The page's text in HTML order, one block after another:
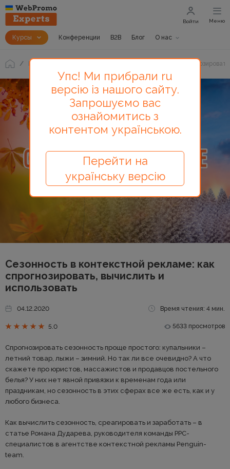
Курсы Конференции B2B Блог О нас
Войти Меню
Блог Сезонность в контекстной рекламе: как
Сезонность в контекстной рекламе: как
спрогнозировать, вычислить и
использовать
04.12.2020 Время чтения: 4 мин.
5.0 5633 просмотров
Спрогнозировать сезонность проще простого: купальники –
летний товар, лыжи – зимний. Но так ли все очевидно? А что
скажете про юристов, массажистов и продавцов постельного
белья? У них нет явной привязки к временам года или
праздникам, но сезонность в этих сферах все же есть, как и у
любого бизнеса.
Как вычислить сезонность, среагировать и заработать – в
статье Романа Дударева, руководителя команды РРС-
специалистов в агентстве контекстной рекламы Penguin-
team.
Упс! Ми прибрали ru
версію із нашого сайту.
Запрошуємо вас
ознайомитись з
контентом українською.
Перейти на
українську версію